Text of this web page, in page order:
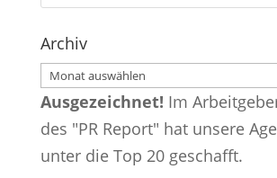
Archiv
Archiv
Ausgezeichnet! Im
des "PR Report" hat unsere
unter die Top 20 geschafft.